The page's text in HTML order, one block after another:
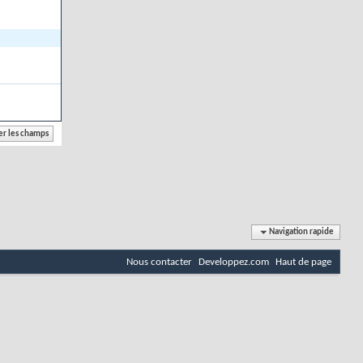
Navigation rapide
Nous contacter Developpez.com Haut de page